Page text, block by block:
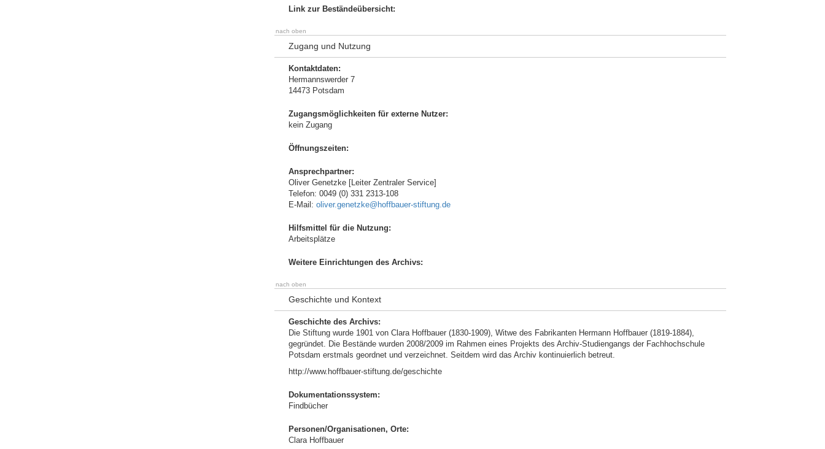
Link zur Beständeübersicht:
nach oben
Zugang und Nutzung
Kontaktdaten:
Hermannswerder 7
14473 Potsdam
Zugangsmöglichkeiten für externe Nutzer:
kein Zugang
Öffnungszeiten:
Ansprechpartner:
Oliver Genetzke [Leiter Zentraler Service]
Telefon: 0049 (0) 331 2313-108
E-Mail: oliver.genetzke@hoffbauer-stiftung.de
Hilfsmittel für die Nutzung:
Arbeitsplätze
Weitere Einrichtungen des Archivs:
nach oben
Geschichte und Kontext
Geschichte des Archivs:
Die Stiftung wurde 1901 von Clara Hoffbauer (1830-1909), Witwe des Fabrikanten Hermann Hoffbauer (1819-1884),
gegründet. Die Bestände wurden 2008/2009 im Rahmen eines Projekts des Archiv-Studiengangs der Fachhochschule
Potsdam erstmals geordnet und verzeichnet. Seitdem wird das Archiv kontinuierlich betreut.
http://www.hoffbauer-stiftung.de/geschichte
Dokumentationssystem:
Findbücher
Personen/Organisationen, Orte:
Clara Hoffbauer